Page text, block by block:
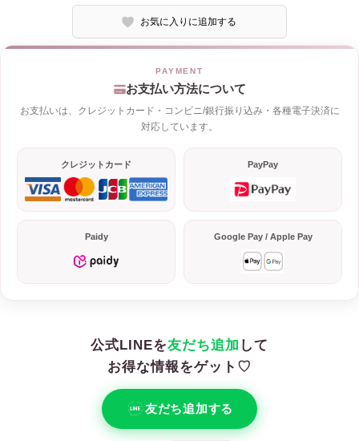
お気に入りに追加する
お支払い方法について
お支払いは、クレジットカード・コンビニ/銀行振り込み・各種電子決済に
対応しています。
クレジットカード PayPay
Paidy Google Pay / Apple Pay
公式LINEを友だち追加 して
お得な情報をゲット♡
友だち追加する